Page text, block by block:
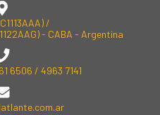
/
- CABA - Argentina
6506 / 4963 7141